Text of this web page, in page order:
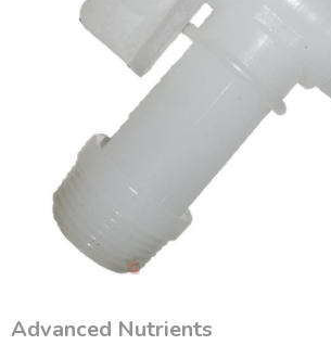
Advanced Nutrients